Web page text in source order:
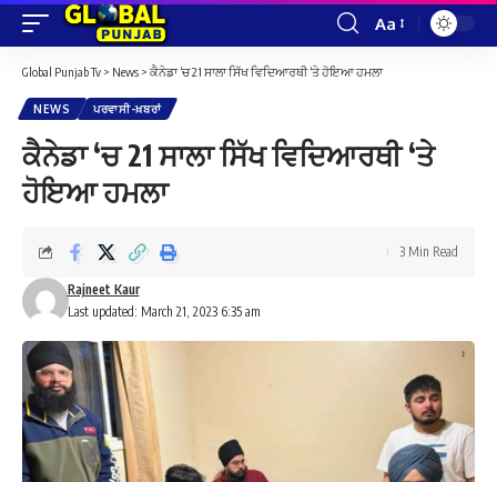
Font
Aa
Global Punjab Tv > News > ਕੈਨੇਡਾ ‘ਚ 21 ਸਾਲਾ ਸਿੱਖ ਵਿਦਿਆਰਥੀ ‘ਤੇ ਹੋਇਆ ਹਮਲਾ
NEWS ਪਰਵਾਸੀ-ਖ਼ਬਰਾਂ
ਕੈਨੇਡਾ ‘ਚ 21 ਸਾਲਾ ਸਿੱਖ ਵਿਦਿਆਰਥੀ ‘ਤੇ
ਹੋਇਆ ਹਮਲਾ
Last updated: March 21, 2023 6:35 am
Rajneet Kaur
3 Min Read